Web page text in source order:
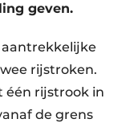
geven.
aantrekkelijke
rijstroken.
één rijstrook in
de grens